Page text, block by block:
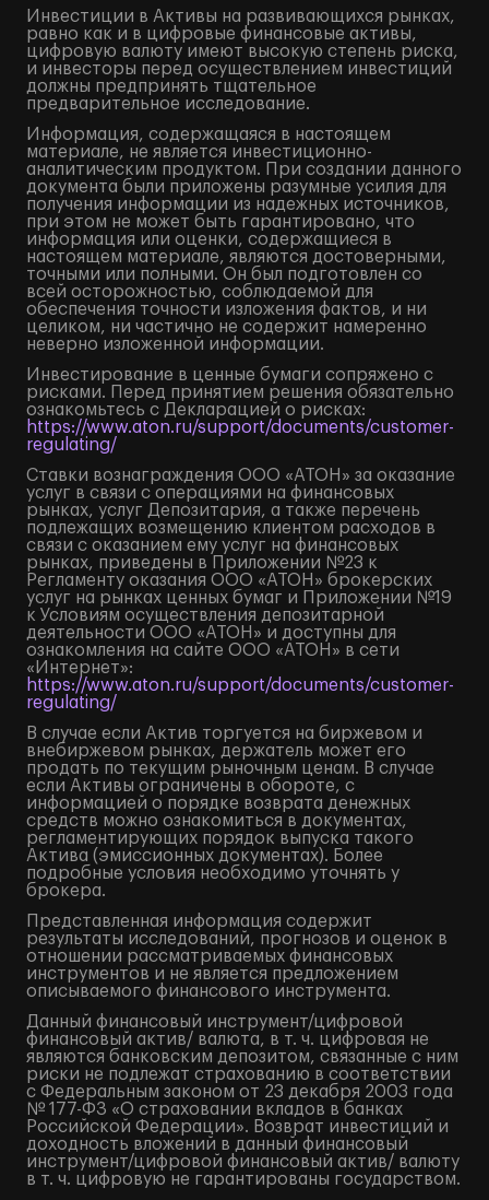
Инвестиции в Активы на развивающихся рынках,
равно как и в цифровые финансовые активы,
цифровую валюту имеют высокую степень риска,
и инвесторы перед осуществлением инвестиций
должны предпринять тщательное
предварительное исследование.
Информация, содержащаяся в настоящем
материале, не является инвестиционно-
аналитическим продуктом. При создании данного
документа были приложены разумные усилия для
получения информации из надежных источников,
при этом не может быть гарантировано, что
информация или оценки, содержащиеся в
настоящем материале, являются достоверными,
точными или полными. Он был подготовлен со
всей осторожностью, соблюдаемой для
обеспечения точности изложения фактов, и ни
целиком, ни частично не содержит намеренно
неверно изложенной информации.
Инвестирование в ценные бумаги сопряжено с
рисками. Перед принятием решения обязательно
ознакомьтесь с Декларацией о рисках:
https://www.aton.ru/support/documents/customer-
regulating/
Ставки вознаграждения ООО «АТОН» за оказание
услуг в связи с операциями на финансовых
рынках, услуг Депозитария, а также перечень
подлежащих возмещению клиентом расходов в
связи с оказанием ему услуг на финансовых
рынках, приведены в Приложении №23 к
Регламенту оказания ООО «АТОН» брокерских
услуг на рынках ценных бумаг и Приложении №19
к Условиям осуществления депозитарной
деятельности ООО «АТОН» и доступны для
ознакомления на сайте ООО «АТОН» в сети
«Интернет»:
https://www.aton.ru/support/documents/customer-
regulating/
В случае если Актив торгуется на биржевом и
внебиржевом рынках, держатель может его
продать по текущим рыночным ценам. В случае
если Активы ограничены в обороте, с
информацией о порядке возврата денежных
средств можно ознакомиться в документах,
регламентирующих порядок выпуска такого
Актива (эмиссионных документах). Более
подробные условия необходимо уточнять у
брокера.
Представленная информация содержит
результаты исследований, прогнозов и оценок в
отношении рассматриваемых финансовых
инструментов и не является предложением
описываемого финансового инструмента.
Данный финансовый инструмент/цифровой
финансовый актив/ валюта, в т. ч. цифровая не
являются банковским депозитом, связанные с ним
риски не подлежат страхованию в соответствии
с Федеральным законом от 23 декабря 2003 года
№ 177-ФЗ «О страховании вкладов в банках
Российской Федерации». Возврат инвестиций и
доходность вложений в данный финансовый
инструмент/цифровой финансовый актив/ валюту
в т. ч. цифровую не гарантированы государством.